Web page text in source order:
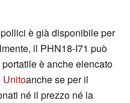
è già disponibile per
il PHN18-I71 può
portatile è anche elencato
Unitoanche se per il
né il prezzo né la